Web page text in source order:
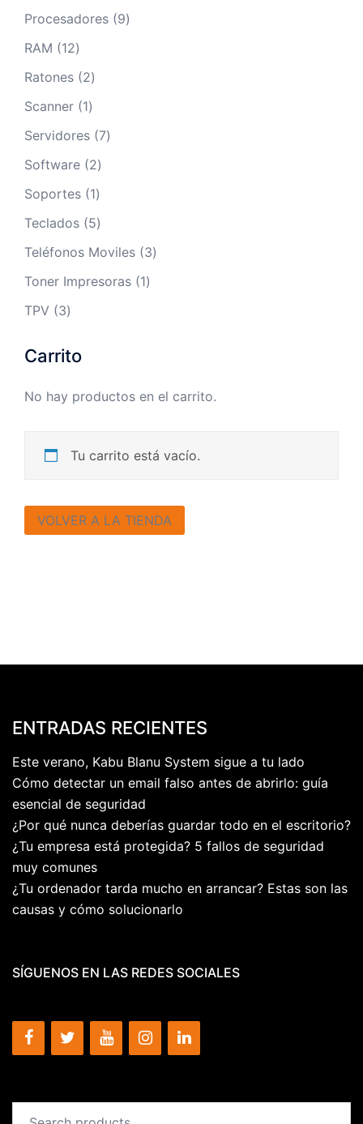
productos
Procesadores 99
RAM 1212
productos
Ratones 22
productos
Scanner 11
producto
Servidores 77
Software 22
productos
Soportes 11
producto
Teclados 55
productos
Teléfonos Moviles 33
Toner Impresoras 11
TPV 33
Carrito
No hay productos en el carrito.
Tu carrito está vacío.
VOLVER A LA TIENDA
ENTRADAS RECIENTES
Este verano, Kabu Blanu System sigue a tu lado
Cómo detectar un email falso antes de abrirlo: guía
esencial de seguridad
¿Por qué nunca deberías guardar todo en el escritorio?
¿Tu empresa está protegida? 5 fallos de seguridad
muy comunes
¿Tu ordenador tarda mucho en arrancar? Estas son las
causas y cómo solucionarlo
SÍGUENOS EN LAS REDES SOCIALES